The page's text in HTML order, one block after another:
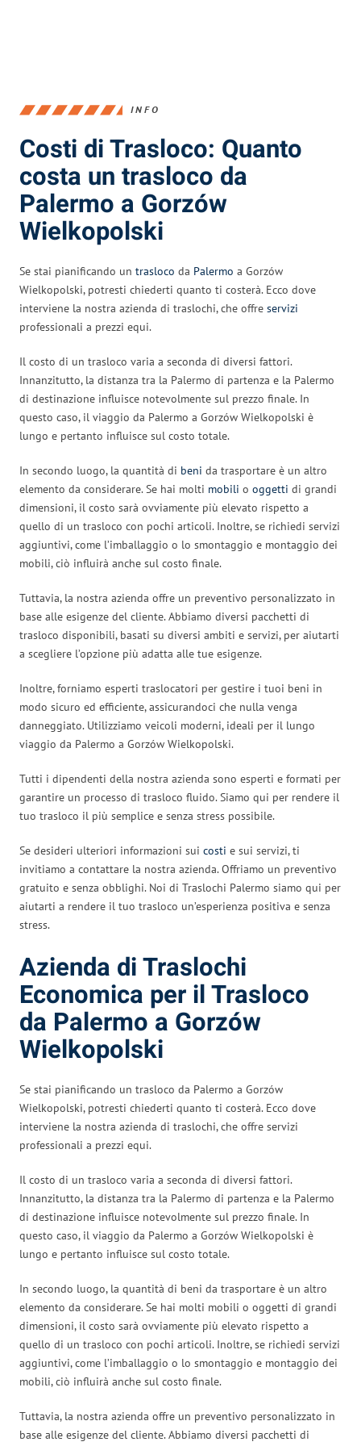
INFO
Costi di Trasloco: Quanto
costa un trasloco da
Palermo a Gorzów
Wielkopolski
Se stai pianificando un trasloco da Palermo a Gorzów
Wielkopolski, potresti chiederti quanto ti costerà. Ecco dove
interviene la nostra azienda di traslochi, che offre servizi
professionali a prezzi equi.
Il costo di un trasloco varia a seconda di diversi fattori.
Innanzitutto, la distanza tra la Palermo di partenza e la Palermo
di destinazione influisce notevolmente sul prezzo finale. In
questo caso, il viaggio da Palermo a Gorzów Wielkopolski è
lungo e pertanto influisce sul costo totale.
In secondo luogo, la quantità di beni da trasportare è un altro
elemento da considerare. Se hai molti mobili o oggetti di grandi
dimensioni, il costo sarà ovviamente più elevato rispetto a
quello di un trasloco con pochi articoli. Inoltre, se richiedi servizi
aggiuntivi, come l’imballaggio o lo smontaggio e montaggio dei
mobili, ciò influirà anche sul costo finale.
Tuttavia, la nostra azienda offre un preventivo personalizzato in
base alle esigenze del cliente. Abbiamo diversi pacchetti di
trasloco disponibili, basati su diversi ambiti e servizi, per aiutarti
a scegliere l’opzione più adatta alle tue esigenze.
Inoltre, forniamo esperti traslocatori per gestire i tuoi beni in
modo sicuro ed efficiente, assicurandoci che nulla venga
danneggiato. Utilizziamo veicoli moderni, ideali per il lungo
viaggio da Palermo a Gorzów Wielkopolski.
Tutti i dipendenti della nostra azienda sono esperti e formati per
garantire un processo di trasloco fluido. Siamo qui per rendere il
tuo trasloco il più semplice e senza stress possibile.
Se desideri ulteriori informazioni sui costi e sui servizi, ti
invitiamo a contattare la nostra azienda. Offriamo un preventivo
gratuito e senza obblighi. Noi di Traslochi Palermo siamo qui per
aiutarti a rendere il tuo trasloco un’esperienza positiva e senza
stress.
Azienda di Traslochi
Economica per il Trasloco
da Palermo a Gorzów
Wielkopolski
Se stai pianificando un trasloco da Palermo a Gorzów
Wielkopolski, potresti chiederti quanto ti costerà. Ecco dove
interviene la nostra azienda di traslochi, che offre servizi
professionali a prezzi equi.
Il costo di un trasloco varia a seconda di diversi fattori.
Innanzitutto, la distanza tra la Palermo di partenza e la Palermo
di destinazione influisce notevolmente sul prezzo finale. In
questo caso, il viaggio da Palermo a Gorzów Wielkopolski è
lungo e pertanto influisce sul costo totale.
In secondo luogo, la quantità di beni da trasportare è un altro
elemento da considerare. Se hai molti mobili o oggetti di grandi
dimensioni, il costo sarà ovviamente più elevato rispetto a
quello di un trasloco con pochi articoli. Inoltre, se richiedi servizi
aggiuntivi, come l’imballaggio o lo smontaggio e montaggio dei
mobili, ciò influirà anche sul costo finale.
Tuttavia, la nostra azienda offre un preventivo personalizzato in
base alle esigenze del cliente. Abbiamo diversi pacchetti di